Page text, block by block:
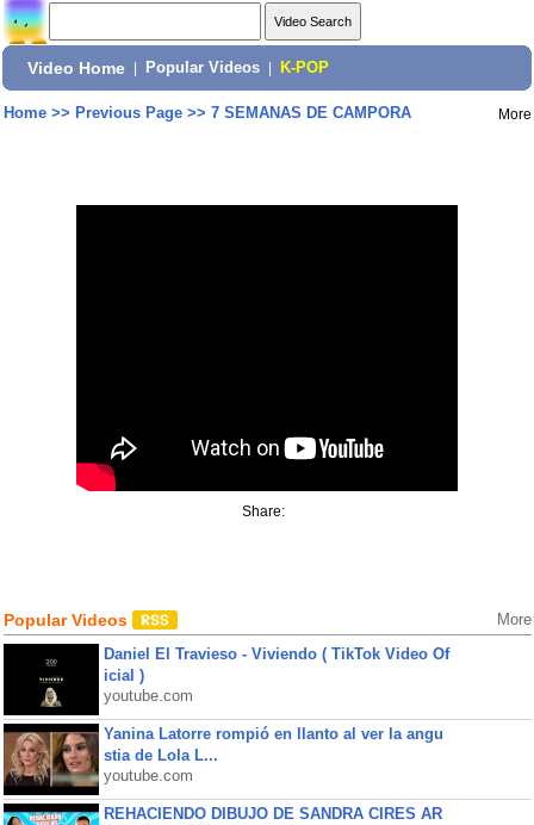
Video Home Popular Videos K-POP
Home>> Previous Page>> 7 SEMANAS DE CAMPORA More
Share:
Popular Videos More
Daniel El Travieso - Viviendo ( TikTok Video Of
icial )
youtube.com
Yanina Latorre rompió en llanto al ver la angu
stia de Lola L...
youtube.com
REHACIENDO DIBUJO DE SANDRA CIRES AR